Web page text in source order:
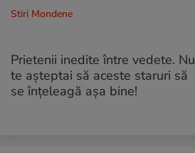
Stiri Mondene
Prietenii inedite între vedete. Nu
te așteptai să aceste staruri să
se înțeleagă așa bine!